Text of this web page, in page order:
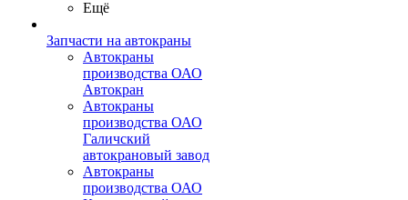
Ещё
Запчасти на автокраны
Автокраны
производства ОАО
Автокран
Автокраны
производства ОАО
Галичский
автокрановый завод
Автокраны
производства ОАО